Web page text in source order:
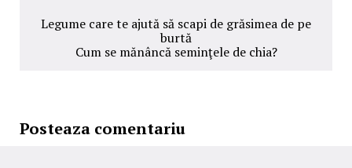
Legume care te ajută să scapi de grăsimea de pe
burtă
Cum se mănâncă seminţele de chia?
Posteaza comentariu